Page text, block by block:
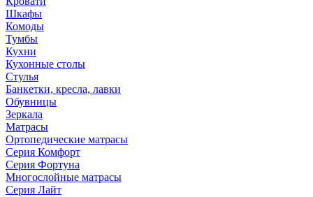
Шкафы
Комоды
Тумбы
Кухни
Кухонные столы
Стулья
Банкетки, кресла, лавки
Обувницы
Зеркала
Матрасы
Ортопедические матрасы
Серия Комфорт
Серия Фортуна
Многослойные матрасы
Серия Лайт